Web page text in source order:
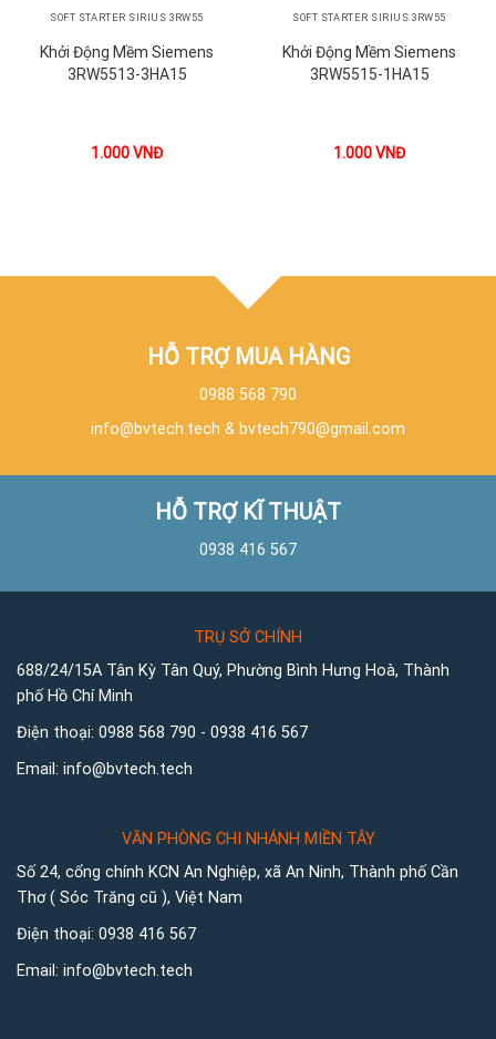
SOFT STARTER SIRIUS 3RW55
Khởi Động Mềm Siemens
3RW5513-3HA15
1.000VNĐ
SOFT STARTER SIRIUS 3RW55
Khởi Động Mềm Siemens
3RW5515-1HA15
1.000VNĐ
HỖ TRỢ MUA HÀNG
0988 568 790
info@bvtech.tech & bvtech790@gmail.com
HỖ TRỢ KĨ THUẬT
0938 416 567
TRỤ SỞ CHÍNH
688/24/15A Tân Kỳ Tân Quý, Phường Bình Hưng Hoà, Thành
phố Hồ Chí Minh
Điện thoại: 0988 568 790 - 0938 416 567
Email: info@bvtech.tech
VĂN PHÒNG CHI NHÁNH MIỀN TÂY
Số 24, cổng chính KCN An Nghiệp, xã An Ninh, Thành phố Cần
Thơ ( Sóc Trăng cũ ), Việt Nam
Điện thoại: 0938 416 567
Email: info@bvtech.tech